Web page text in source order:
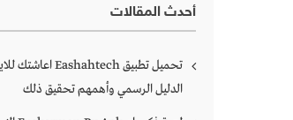
أحدث المقالات
الدليل الرسمي وأهمهم تحقيق ذلك